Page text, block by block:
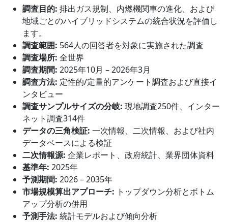
調査目的: 排出ガス規制、内燃機関車の進化、および
地域ごとのハイブリッドシステムの統合状況を評価し
ます。
調査範囲: 564人の回答者を対象に実施された調査
調査場所: 全世界
調査期間: 2025年10月 – 2026年3月
調査方法: 定性的/定量的アンケート調査および直接イ
ンタビュー
調査サンプルサイズの分岐: 現地調査250件、インター
ネット調査314件
データの三角検証: 一次情報、二次情報、および社内
データベースによる検証
二次情報源: 企業レポート、政府統計、業界団体資料
基準年: 2025年
予測期間: 2026－2035年
市場規模算出アプローチ: トップダウン分析とボトム
アップ分析の併用
予測手法: 統計モデルおよび傾向分析